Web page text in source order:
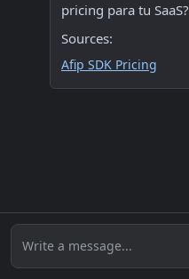
pricing para tu SaaS?
Sources:
Afip SDK Pricing
Write a message...